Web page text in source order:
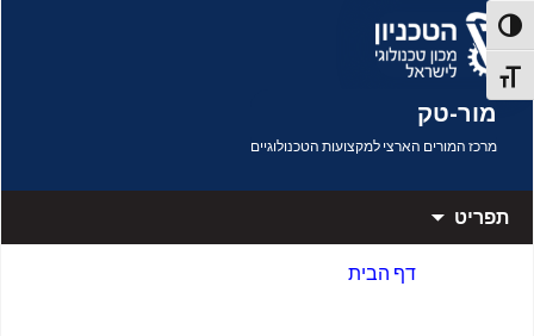
דלג לתוכן
הפעל/כבה ניגודיות גבוהה
מתג גודל גופן
מור-טק
מרכז המורים הארצי למקצועות הטכנולוגיים
תפריט
דף הבית